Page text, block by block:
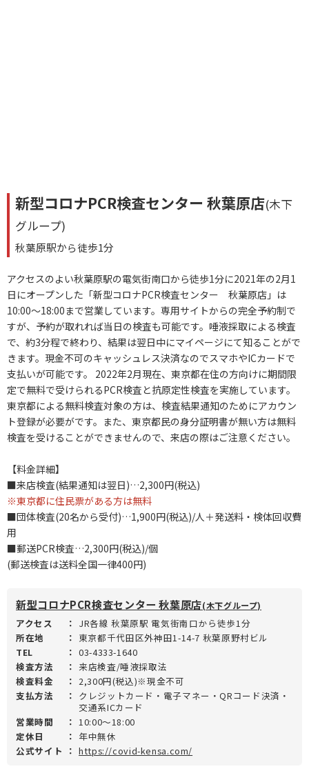
新型コロナPCR検査センター 秋葉原店(木下
グループ)
秋葉原駅から徒歩1分
アクセスのよい秋葉原駅の電気街南口から徒歩1分に2021年の2月1
日にオープンした「新型コロナPCR検査センター 秋葉原店」は
10:00～18:00まで営業しています。専用サイトからの完全予約制で
すが、予約が取れれば当日の検査も可能です。唾液採取による検査
で、約3分程で終わり、結果は翌日中にマイページにて知ることがで
きます。現金不可のキャッシュレス決済なのでスマホやICカードで
支払いが可能です。 2022年2月現在、東京都在住の方向けに期間限
定で無料で受けられるPCR検査と抗原定性検査を実施しています。
東京都による無料検査対象の方は、検査結果通知のためにアカウン
ト登録が必要がです。また、東京都民の身分証明書が無い方は無料
検査を受けることができませんので、来店の際はご注意ください。
【料金詳細】
■来店検査(結果通知は翌日)…2,300円(税込)
※東京都に住民票がある方は無料
■団体検査(20名から受付)…1,900円(税込)/人＋発送料・検体回収費
用
■郵送PCR検査…2,300円(税込)/個
(郵送検査は送料全国一律400円)
新型コロナPCR検査センター 秋葉原店(木下グループ)
アクセス ： JR各線 秋葉原駅 電気街南口から徒歩1分
所在地
： 東京都千代田区外神田1-14-7 秋葉原野村ビル
TEL
： 03-4333-1640
検査方法
： 来店検査/唾液採取法
検査料金
： 2,300円(税込)※現金不可
支払方法
： クレジットカード・電子マネー・QRコード決済・
交通系ICカード
営業時間
： 10:00～18:00
定休日
： 年中無休
公式サイト
： https://covid-kensa.com/